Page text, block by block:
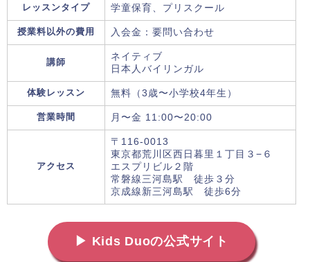
レッスンタイプ 学童保育、プリスクール
授業料以外の費用 入会金：要問い合わせ
講師
ネイティブ
日本人バイリンガル
体験レッスン 無料（3歳〜小学校4年生）
営業時間 月〜金 11:00〜20:00
アクセス
〒116-0013
東京都荒川区西日暮里１丁目３−６
エスプリビル２階
常磐線三河島駅 徒歩３分
京成線新三河島駅 徒歩6分
▶ Kids Duoの公式サイト